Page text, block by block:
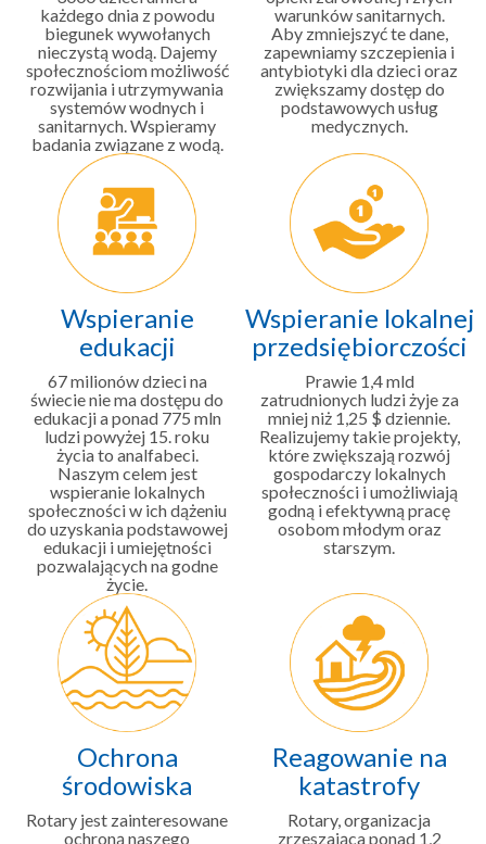
każdego dnia z powodu
biegunek wywołanych
nieczystą wodą. Dajemy
społecznościom możliwość
rozwijania i utrzymywania
systemów wodnych i
sanitarnych. Wspieramy
badania związane z wodą.
warunków sanitarnych.
Aby zmniejszyć te dane,
zapewniamy szczepienia i
antybiotyki dla dzieci oraz
zwiększamy dostęp do
podstawowych usług
medycznych.
Wspieranie
edukacji
67 milionów dzieci na
świecie nie ma dostępu do
edukacji a ponad 775 mln
ludzi powyżej 15. roku
życia to analfabeci.
Naszym celem jest
wspieranie lokalnych
społeczności w ich dążeniu
do uzyskania podstawowej
edukacji i umiejętności
pozwalających na godne
życie.
Wspieranie lokalnej
przedsiębiorczości
Prawie 1,4 mld
zatrudnionych ludzi żyje za
mniej niż 1,25 $ dziennie.
Realizujemy takie projekty,
które zwiększają rozwój
gospodarczy lokalnych
społeczności i umożliwiają
godną i efektywną pracę
osobom młodym oraz
starszym.
Ochrona
środowiska
Rotary jest zainteresowane
ochroną naszego
Reagowanie na
katastrofy
Rotary, organizacja
zrzeszająca ponad 1,2